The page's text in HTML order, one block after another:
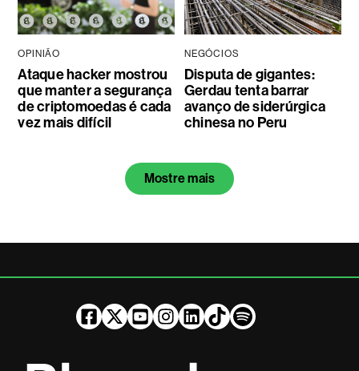
OPINIÃO
Ataque hacker mostrou
que manter a segurança
de criptomoedas é cada
vez mais difícil
NEGÓCIOS
Disputa de gigantes:
Gerdau tenta barrar
avanço de siderúrgica
chinesa no Peru
Mostre mais